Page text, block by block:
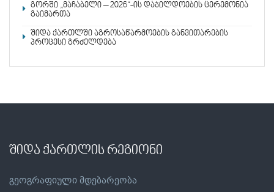
გორში „მაჩაბელი – 2026“-ის დაჯილდოების ცერემონია
გაიმართა
შიდა ქართლში აგროსაწარმოების განვითარების
პროცესი გრძელდება
შიდა ქართლის რეგიონი
გეოგრაფიული მდებარეობა